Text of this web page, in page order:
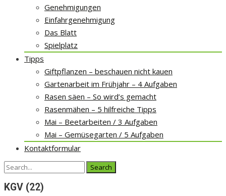
Genehmigungen
Einfahrgenehmigung
Das Blatt
Spielplatz
Tipps
Giftpflanzen – beschauen nicht kauen
Gartenarbeit im Frühjahr – 4 Aufgaben
Rasen säen – So wird’s gemacht
Rasenmähen – 5 hilfreiche Tipps
Mai – Beetarbeiten / 3 Aufgaben
Mai – Gemüsegarten / 5 Aufgaben
Kontaktformular
Search
KGV (22)